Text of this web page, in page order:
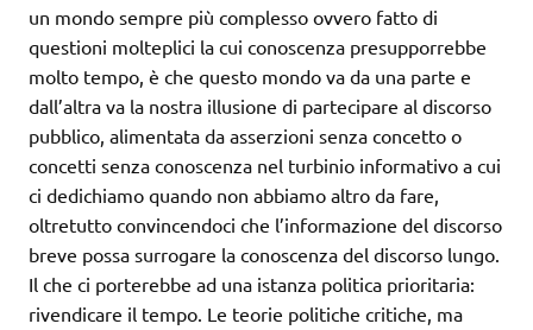
un mondo sempre più complesso ovvero fatto di
questioni molteplici la cui conoscenza presupporrebbe
molto tempo, è che questo mondo va da una parte e
dall’altra va la nostra illusione di partecipare al discorso
pubblico, alimentata da asserzioni senza concetto o
concetti senza conoscenza nel turbinio informativo a cui
ci dedichiamo quando non abbiamo altro da fare,
oltretutto convincendoci che l’informazione del discorso
breve possa surrogare la conoscenza del discorso lungo.
Il che ci porterebbe ad una istanza politica prioritaria:
rivendicare il tempo. Le teorie politiche critiche, ma